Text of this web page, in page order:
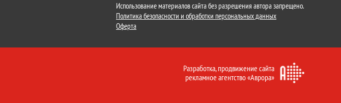
Использование материалов сайта без разрешения автора запрещено.
Политика безопасности и обработки персональных данных
Оферта
Разработка, продвижение сайта
рекламное агентство «Аврора»